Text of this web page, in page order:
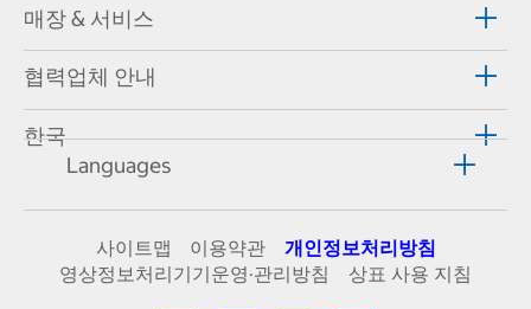
매장 & 서비스
협력업체 안내
한국
Languages
사이트맵 이용약관
개인정보처리방침
영상정보처리기기운영·관리방침
상표 사용 지침